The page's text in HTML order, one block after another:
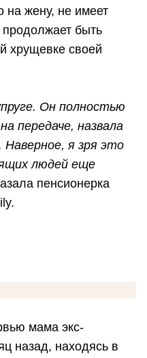
на жену, не имеет
быть
хрущевке своей
Он полностью
передаче, назвала
Наверное, я зря это
людей еще
пенсионерка
мама экс-
назад, находясь в